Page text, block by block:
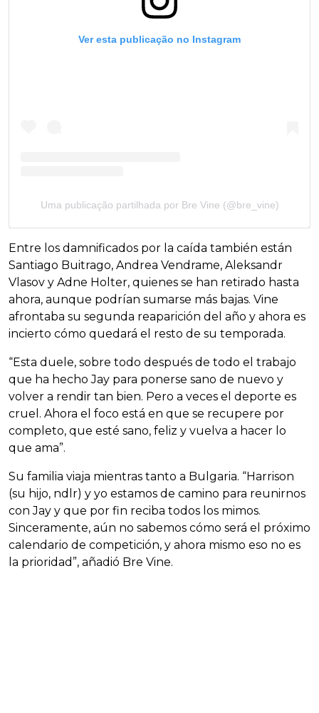
Ver esta publicação no Instagram
Uma publicação partilhada por Bre Vine (@bre_vine)
Entre los damnificados por la caída también están
Santiago Buitrago, Andrea Vendrame, Aleksandr
Vlasov y Adne Holter, quienes se han retirado hasta
ahora, aunque podrían sumarse más bajas. Vine
afrontaba su segunda reaparición del año y ahora es
incierto cómo quedará el resto de su temporada.
“Esta duele, sobre todo después de todo el trabajo
que ha hecho Jay para ponerse sano de nuevo y
volver a rendir tan bien. Pero a veces el deporte es
cruel. Ahora el foco está en que se recupere por
completo, que esté sano, feliz y vuelva a hacer lo
que ama”.
Su familia viaja mientras tanto a Bulgaria. “Harrison
(su hijo, ndlr) y yo estamos de camino para reunirnos
con Jay y que por fin reciba todos los mimos.
Sinceramente, aún no sabemos cómo será el próximo
calendario de competición, y ahora mismo eso no es
la prioridad”, añadió Bre Vine.